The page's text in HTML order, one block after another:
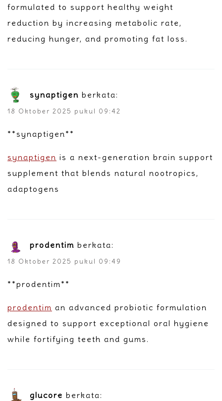
formulated to support healthy weight
reduction by increasing metabolic rate,
reducing hunger, and promoting fat loss.
synaptigen berkata:
18 Oktober 2025 pukul 09:42
**synaptigen**
synaptigen is a next-generation brain support
supplement that blends natural nootropics,
adaptogens
prodentim berkata:
18 Oktober 2025 pukul 09:49
**prodentim**
prodentim an advanced probiotic formulation
designed to support exceptional oral hygiene
while fortifying teeth and gums.
glucore berkata: